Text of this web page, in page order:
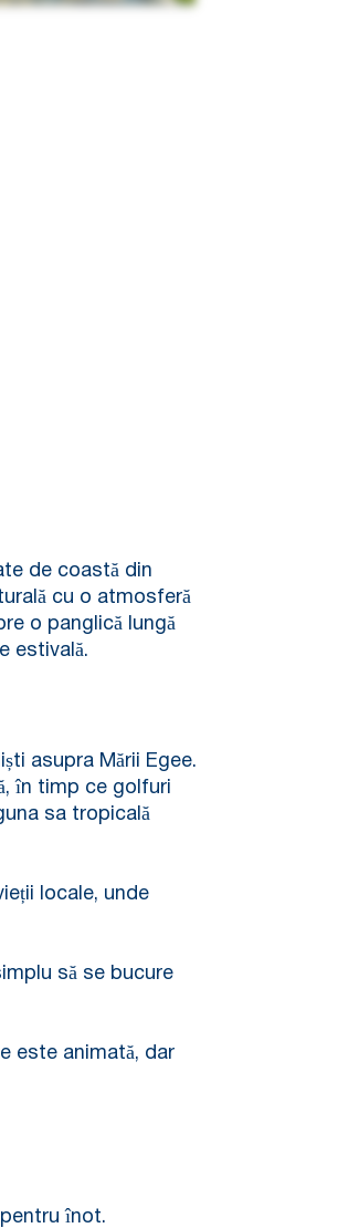
de coastă din
cu o atmosferă
o panglică lungă
estivală.
asupra Mării Egee.
în timp ce golfuri
sa tropicală
locale, unde
să se bucure
este animată, dar
înot.